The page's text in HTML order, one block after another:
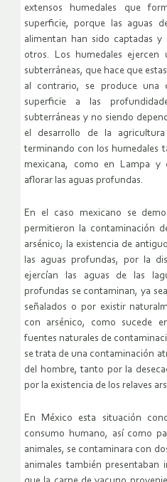
extensos humedales que
superficie, porque las aguas
alimentan han sido captadas y
otros. Los humedales ejercen
subterráneas, que hace que
al contrario, se produce una
superficie a las
subterráneas y no siendo
el desarrollo de la
terminando con los humedales
mexicana, como en Lampa y
aflorar las aguas profundas.
En el caso mexicano se
permitieron la contaminación
arsénico; la existencia de
las aguas profundas, por la
ejercían las aguas de las
profundas se contaminan, ya
señalados o por existir
con arsénico, como sucede
fuentes naturales de
se trata de una contaminación
del hombre, tanto por la
por la existencia de los relaves
En México esta situación
consumo humano, así como
animales, se contaminara con
animales también presentaban